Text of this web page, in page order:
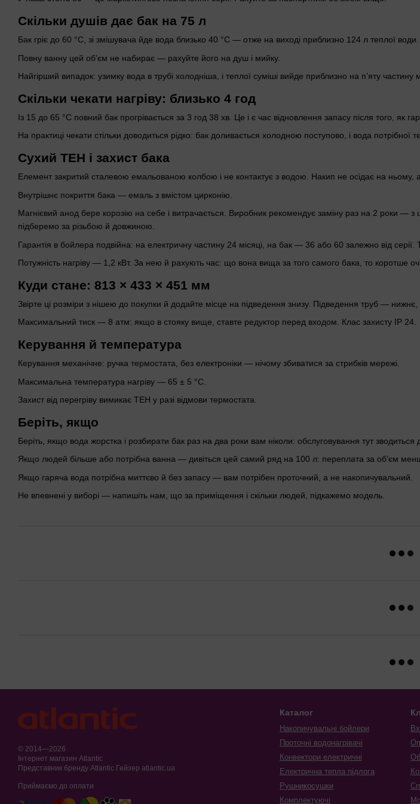
Скільки душів дає бак на 75 л
Бак гріє до 60 °C, зі змішувача йде вода близько 40 °C — отже на виході приблизно 124 л теплої
Повну ванну цей обʼєм не набирає — рахуйте його на душ і мийку.
Найгірший випадок: узимку вода в трубі холодніша, і теплої суміші вийде приблизно на п’яту частину
Скільки чекати нагріву: близько 4 год
Із 15 до 65 °C повний бак прогрівається за 3 год 38 хв. Це і є час відновлення запасу після того, як
На практиці чекати стільки доводиться рідко: бак доливається холодною поступово, і вода потрібної
Сухий ТЕН і захист бака
Елемент закритий сталевою емальованою колбою і не контактує з водою. Накип не осідає на ньому,
Внутрішнє покриття бака — емаль з вмістом цирконію.
Магнієвий анод бере корозію на себе і витрачається. Виробник рекомендує заміну раз на 2 роки —
підберемо за різьбою й довжиною.
Гарантія в бойлера подвійна: на електричну частину 24 місяці, на бак — 36 або 60 залежно від
Потужність нагріву — 1,2 кВт. За нею й рахують час: що вона вища за того самого бака, то коротше
Куди стане: 813 × 433 × 451 мм
Звірте ці розміри з нішею до покупки й додайте місце на підведення знизу. Підведення труб — нижнє,
Максимальний тиск — 8 атм: якщо в стояку вище, ставте редуктор перед входом. Клас захисту IP 24.
Керування й температура
Керування механічне: ручка термостата, без електроніки — нічому збиватися за стрибків мережі.
Максимальна температура нагріву — 65 ± 5 °C.
Захист від перегріву вимикає ТЕН у разі відмови термостата.
Беріть, якщо
Беріть, якщо вода жорстка і розбирати бак раз на два роки вам ніколи: обслуговування тут зводиться
Якщо людей більше або потрібна ванна — дивіться цей самий ряд на 100 л: переплата за обʼєм
Якщо гаряча вода потрібна миттєво й без запасу — вам потрібен проточний, а не накопичувальний.
Не впевнені у виборі — напишіть нам, що за приміщення і скільки людей, підкажемо модель.
© 2014—2026
Інтернет магазин Atlantic
Представник бренду Atlantic Гейзер atlantic.ua
Приймаємо до оплати
Каталог
Накопичувальні бойлери
Проточні водонагрівачі
Конвектори електричні
Електрична тепла підлога
Рушникосушки
Комплектуючі